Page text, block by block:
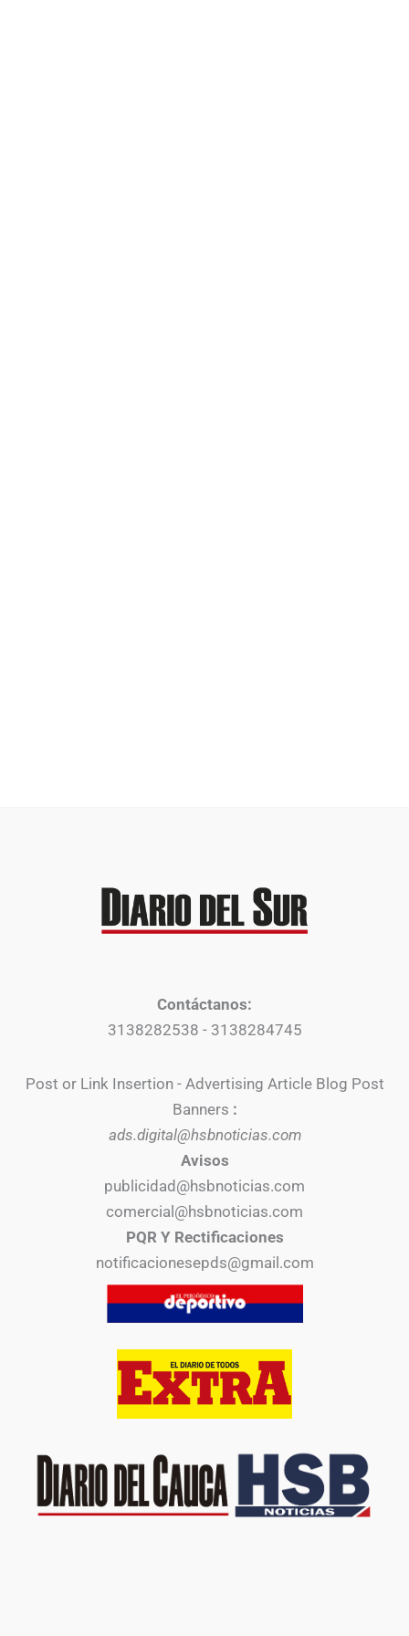
Contáctanos:
3138282538 - 3138284745
Post or Link Insertion - Advertising Article Blog Post
Banners :
ads.digital@hsbnoticias.com
Avisos
publicidad@hsbnoticias.com
comercial@hsbnoticias.com
PQR Y Rectificaciones
notificacionesepds@gmail.com